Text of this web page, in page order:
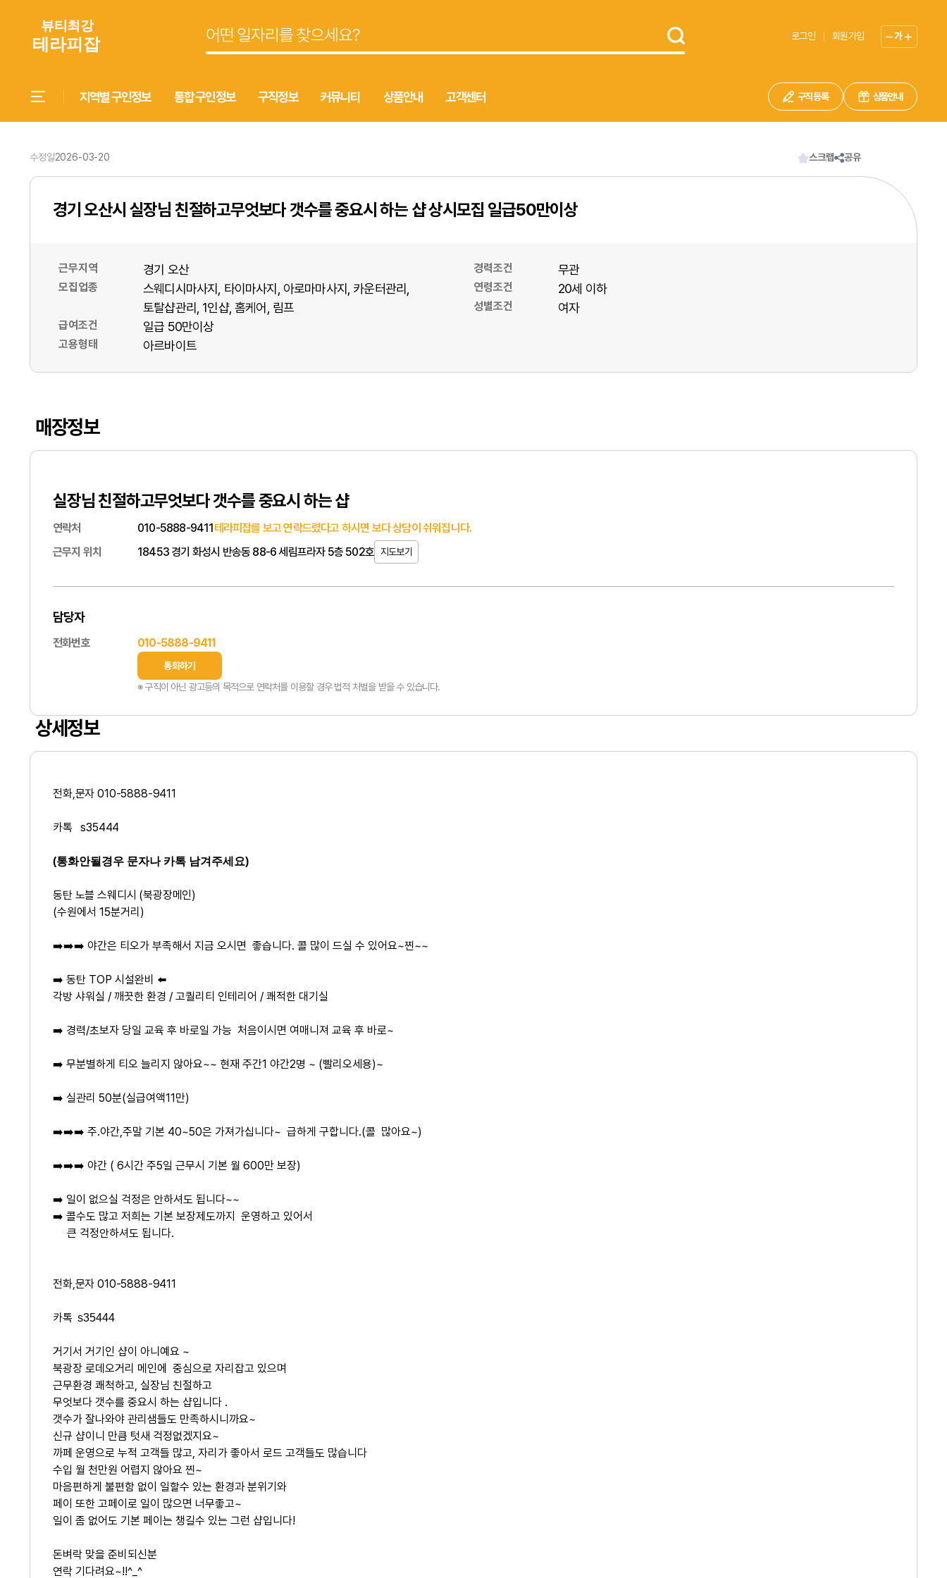
로그인 회원가입 가
지역별 구인정보 통합 구인정보 구직정보 커뮤니티 상품안내 고객센터 구직 등록 상품안내
수정일2026-03-20 스크랩 공유
경기 오산시 실장님 친절하고무엇보다 갯수를 중요시 하는 샵 상시모집 일급50만이상
근무지역 경기 오산
모집업종 스웨디시마사지 타이마사지 아로마마사지
카운터관리
토탈샵관리
1인샵 홈케어 림프
급여조건 일급 50만이상
고용형태 아르바이트
경력조건 무관
연령조건 20세 이하
성별조건 여자
매장정보
실장님 친절하고무엇보다 갯수를 중요시 하는 샵
연락처 010-5888-9411테라피잡를 보고 연락드렸다고 하시면 보다 상담이 쉬워집니다.
근무지 위치
18453 경기 화성시 반송동 88-6 세림프라자 5층 502호 지도보기
담당자
전화번호 010-5888-9411
통화하기
※ 구직이 아닌 광고등의 목적으로 연락처를 이용할 경우 법적 처벌을 받을 수 있습니다.
상세정보
전화,문자 010-5888-9411
카톡 s35444
(통화안될경우 문자나 카톡 남겨주세요)
동탄 노블 스웨디시 (북광장메인)
(수원에서 15분거리)
➡️➡️➡️ 야간은 티오가 부족해서 지금 오시면 좋습니다. 콜 많이 드실 수 있어요~찐~~
➡️ 동탄 TOP 시설완비 ⬅️
각방 샤워실 / 깨끗한 환경 / 고퀄리티 인테리어 / 쾌적한 대기실
➡️ 경력/초보자 당일 교육 후 바로일 가능 처음이시면 여매니져 교육 후 바로~
➡️ 무분별하게 티오 늘리지 않아요~~ 현재 주간1 야간2명 ~ (빨리오세용)~
➡️ 실관리 50분(실급여액11만)
➡️➡️➡️ 주.야간,주말 기본 40~50은 가져가십니다~ 급하게 구합니다.(콜 많아요~)
➡️➡️➡️ 야간 ( 6시간 주5일 근무시 기본 월 600만 보장)
➡️ 일이 없으실 걱정은 안하셔도 됩니다~~
➡️ 콜수도 많고 저희는 기본 보장제도까지 운영하고 있어서
큰 걱정안하셔도 됩니다.
전화,문자 010-5888-9411
카톡s35444
거기서 거기인 샵이 아니예요 ~
북광장 로데오거리 메인에 중심으로 자리잡고 있으며
근무환경 쾌척하고, 실장님 친절하고
무엇보다 갯수를 중요시 하는 샵입니다 .
갯수가 잘나와야 관리샘들도 만족하시니까요~
신규 샵이니 만큼 텃새 걱정없겠지요~
까페 운영으로 누적 고객들 많고, 자리가 좋아서 로드 고객들도 많습니다
수입 월 천만원 어렵지 않아요 찐~
마음편하게 불편함 없이 일할수 있는 환경과 분위기와
페이 또한 고페이로 일이 많으면 너무좋고~
일이 좀 없어도 기본 페이는 챙길수 있는 그런 샵입니다!
돈벼락 맞을 준비되신분
연락 기다려요~!!^_^